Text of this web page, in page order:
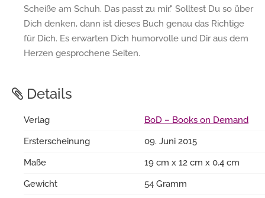
Scheiße am Schuh. Das passt zu mir." Solltest Du so über
Dich denken, dann ist dieses Buch genau das Richtige
für Dich. Es erwarten Dich humorvolle und Dir aus dem
Herzen gesprochene Seiten.
Details
Verlag
BoD – Books on Demand
Ersterscheinung
09. Juni 2015
Maße
19 cm x 12 cm x 0.4 cm
Gewicht
54 Gramm